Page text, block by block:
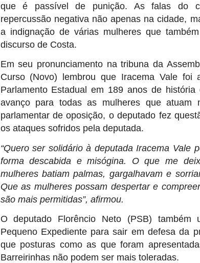
que é passível de punição. As falas do
repercussão negativa não apenas na cidade,
a indignação de várias mulheres que
discurso de Costa.
Em seu pronunciamento na tribuna da
Curso (Novo) lembrou que Iracema Vale
Parlamento Estadual em 189 anos de
avanço para todas as mulheres que atuam
parlamentar de oposição, o deputado fez
os ataques sofridos pela deputada.
“Quero ser solidário à deputada Iracema Vale
forma descabida e misógina. O que me
mulheres batiam palmas, gargalhavam e
Que as mulheres possam despertar e
são mais permitidas”, afirmou.
O deputado Florêncio Neto (PSB)
Pequeno Expediente para sair em defesa da
que posturas como as que foram
Barreirinhas não podem ser mais toleradas.